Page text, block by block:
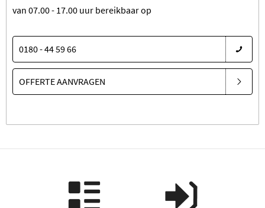
van 07.00 - 17.00 uur bereikbaar op
0180 - 44 59 66
OFFERTE AANVRAGEN